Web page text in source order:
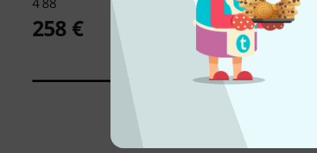
258 €
4,50 €